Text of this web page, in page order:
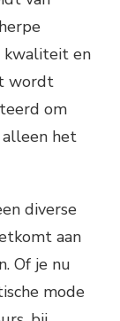
kwaliteit en
wordt
om
het
diverse
aan
Of je nu
mode